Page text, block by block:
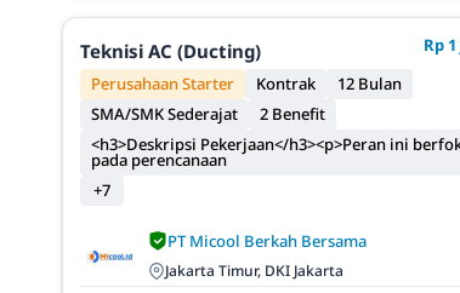
Teknisi AC (Ducting)
Rp
Perusahaan Starter
Kontrak
12 Bulan
SMA/SMK Sederajat
2 Benefit
<h3>Deskripsi Pekerjaan</h3><p>Peran ini
pada perencanaan
+7
PT Micool Berkah Bersama
Jakarta Timur, DKI Jakarta